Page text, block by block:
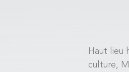
Haut lieu
culture,